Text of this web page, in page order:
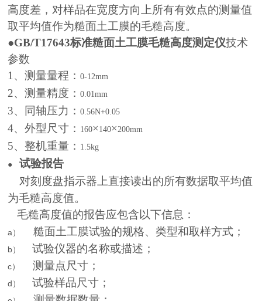
高度差，对样品在宽度方向上所有有效点的测量值
取平均值作为糙面土工膜的毛糙高度。
●GB/T17643标准糙面土工膜毛糙高度测定仪技术
参数
1 、测量量程：0-12mm
2、测量精度：0.01mm
3、同轴压力：0.56N+0.05
4、外型尺寸： 160× 140× 200mm
5、整机重量： 1.5kg
●
试验报告
对刻度盘指示器上直接读出的所有数据取平均值
为毛糙高度值。
毛糙高度值的报告应包含以下信息：
a） 糙面土工膜试验的规格、类型和取样方式；
b） 试验仪器的名称或描述；
c） 测量点尺寸；
d） 试验样品尺寸；